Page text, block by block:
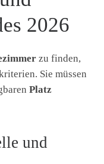
2026
zu finden,
Sie müssen
Platz
und